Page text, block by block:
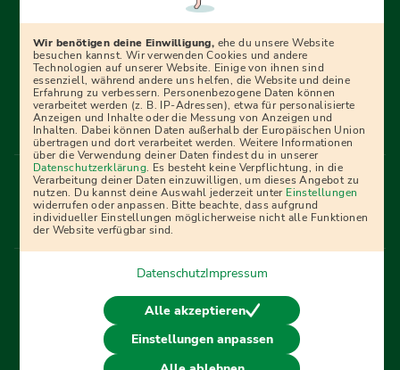
begleiten dich Schritt für Schritt bei deinem Start in den
Ratgebern und Prüfungspaketen, interaktiven
Videokursen und vielem mehr. Für alle, die was werden
wollen!
Menü Fußleiste
Impressum Bildquellen Presse
Mediadaten
Partner
AGB Datenschutz
Widerrufsbelehrung
Bestellung
Affiliate Partner Cookies
Vertrag widerrufen
© 2026 Ausbildungspark Verlag. Alle Rechte vorbehalten.
Wir benötigen deine Einwilligung, ehe du unsere Website
besuchen kannst. Wir verwenden Cookies und andere
Technologien auf unserer Website. Einige von ihnen sind
essenziell, während andere uns helfen, die Website und deine
Erfahrung zu verbessern. Personenbezogene Daten können
verarbeitet werden (z. B. IP-Adressen), etwa für personalisierte
Anzeigen und Inhalte oder die Messung von Anzeigen und
Inhalten. Dabei können Daten außerhalb der Europäischen Union
übertragen und dort verarbeitet werden. Weitere Informationen
über die Verwendung deiner Daten findest du in unserer
Datenschutzerklärung. Es besteht keine Verpflichtung, in die
Verarbeitung deiner Daten einzuwilligen, um dieses Angebot zu
nutzen. Du kannst deine Auswahl jederzeit unter Einstellungen
widerrufen oder anpassen. Bitte beachte, dass aufgrund
individueller Einstellungen möglicherweise nicht alle Funktionen
der Website verfügbar sind.
DatenschutzImpressum
Alle akzeptieren
Einstellungen anpassen